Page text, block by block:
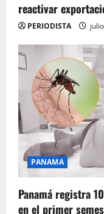
reactivar
PERIODISTA
PANAMA
Panamá registra
en el primer